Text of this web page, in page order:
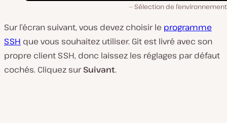
Sélection de l’environnement
Sur l’écran suivant, vous devez choisir le programme
SSH que vous souhaitez utiliser. Git est livré avec son
propre client SSH, donc laissez les réglages par défaut
cochés. Cliquez surSuivant.